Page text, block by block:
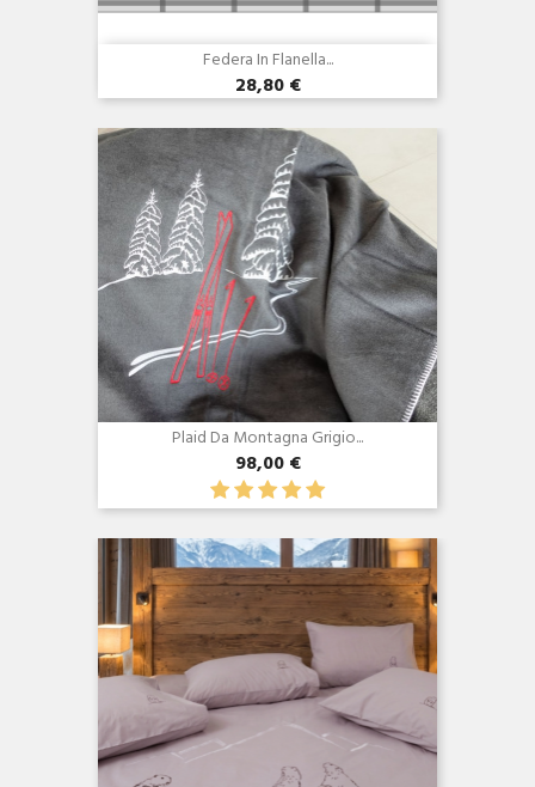
Federa In Flanella...
28,80 €
Anteprima
Plaid Da Montagna Grigio...
98,00 €
Anteprima